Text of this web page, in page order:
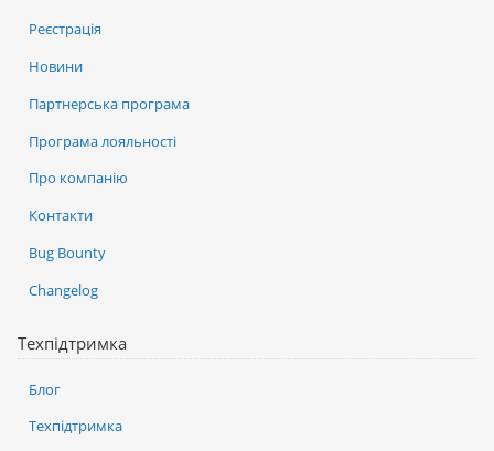
Реєстрація
Новини
Партнерська програма
Програма лояльності
Про компанію
Контакти
Bug Bounty
Changelog
Техпідтримка
Блог
Техпідтримка